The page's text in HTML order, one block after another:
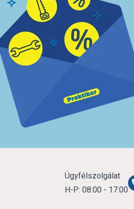
Ügyfélszolgálat
H-P: 08:00 - 17:00